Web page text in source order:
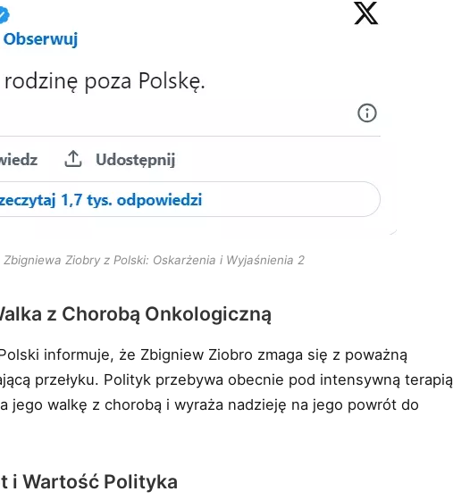
Zbigniewa Ziobry z Polski: Oskarżenia i Wyjaśnienia 2
z Chorobą Onkologiczną
informuje, że Zbigniew Ziobro zmaga się z poważną
przełyku. Polityk przebywa obecnie pod intensywną terapią
jego walkę z chorobą i wyraża nadzieję na jego powrót do
i Wartość Polityka